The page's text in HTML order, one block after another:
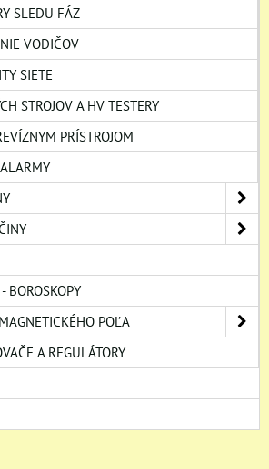
SLEDU FÁZ
VODIČOV
SIETE
STROJOV A HV TESTERY
PRÍSTROJOM
BOROSKOPY
POĽA
A REGULÁTORY